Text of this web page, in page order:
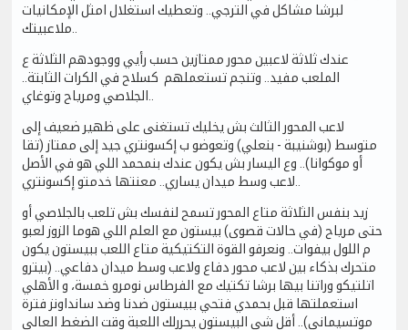
لبرشا مشاكل في الترجي.. وتعطيك استغلال امثل الإمكانيات
عندك ثلاثة لاعبين محور ممتازين حسب رأيي ووجودهم الثلاثة ع
الملعب مفيد.. وتنجم تستعملهم كسلاح في الكرات الثابتة..
لاعب المحور الثالث بش يخليك تستغنى على ظهير ضعيف إلى
متوسط (بوشنيبة - بنعلي) وتعوضو ب إكسونتري جيد إلى ممتاز (تقا
أو موكوانا).. وع اليسار بش يكون عندك بنمحمد اللي هو في الأصل
زيد بنفس الثلاثة متاع المحور تسمح لنفسك بش تلعب بالجلاصي أو
حتى مرياح (في حالات قصوى) بيستون مع العلم اللي هوما الزوز لعبو
م اللول بيفوات.. ونعرفو القوة التكتيكية متاع اللعب ببيستون يكون
متحرك بذكاء بين لاعب محور دفاع ولاعب وسط ميدان دفاعي.. (بيترو
اتلتيكو وراتنا بيها برشا تكتيك مع الفرطاس نومرو خمسة، و الأهلي
استعملتها قبل بحمدي فتحي ببيستون ضدنا وضد سانداونز فترة
موتسيماني).. أقل شي البيستون يحررلك اللعبة وقت الضغط العالي